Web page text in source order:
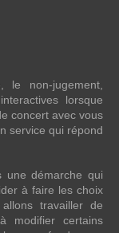
le non-jugement,
lorsque
concert avec vous
service qui répond
une démarche qui
à faire les choix
travailler de
modifier certains